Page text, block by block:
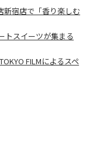
宿店で「香り楽しむ
トスイーツが集まる
FILMによるスペ